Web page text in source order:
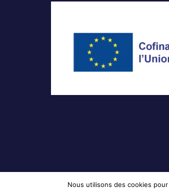
Nous utilisons des cookies